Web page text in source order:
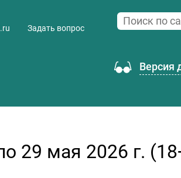
Задать вопрос
Версия
29 мая 2026 г.